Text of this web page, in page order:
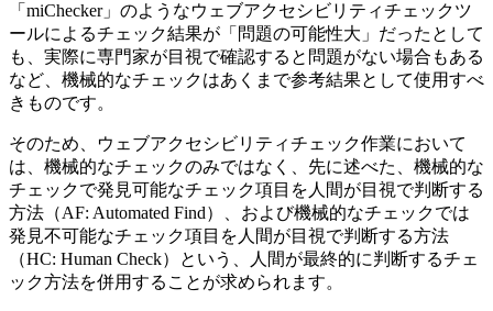
「miChecker」のようなウェブアクセシビリティチェックツ
ールによるチェック結果が「問題の可能性大」だったとして
も、実際に専門家が目視で確認すると問題がない場合もある
など、機械的なチェックはあくまで参考結果として使用すべ
きものです。
そのため、ウェブアクセシビリティチェック作業において
は、機械的なチェックのみではなく、先に述べた、機械的な
チェックで発見可能なチェック項目を人間が目視で判断する
方法（AF: Automated Find）、および機械的なチェックでは
発見不可能なチェック項目を人間が目視で判断する方法
（HC: Human Check）という、人間が最終的に判断するチェ
ック方法を併用することが求められます。